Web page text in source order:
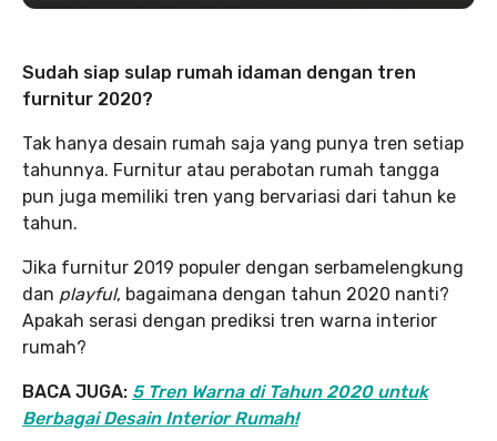
Sudah siap sulap rumah idaman dengan tren
furnitur 2020?
Tak hanya desain rumah saja yang punya tren setiap
tahunnya. Furnitur atau perabotan rumah tangga
pun juga memiliki tren yang bervariasi dari tahun ke
tahun.
Jika furnitur 2019 populer dengan serbamelengkung
dan playful, bagaimana dengan tahun 2020 nanti?
Apakah serasi dengan prediksi tren warna interior
rumah?
BACA JUGA: 5 Tren Warna di Tahun 2020 untuk
Berbagai Desain Interior Rumah!